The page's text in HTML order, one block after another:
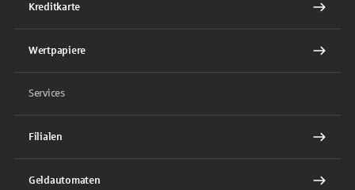
Kreditkarte
Wertpapiere
Services
Filialen
Geldautomaten